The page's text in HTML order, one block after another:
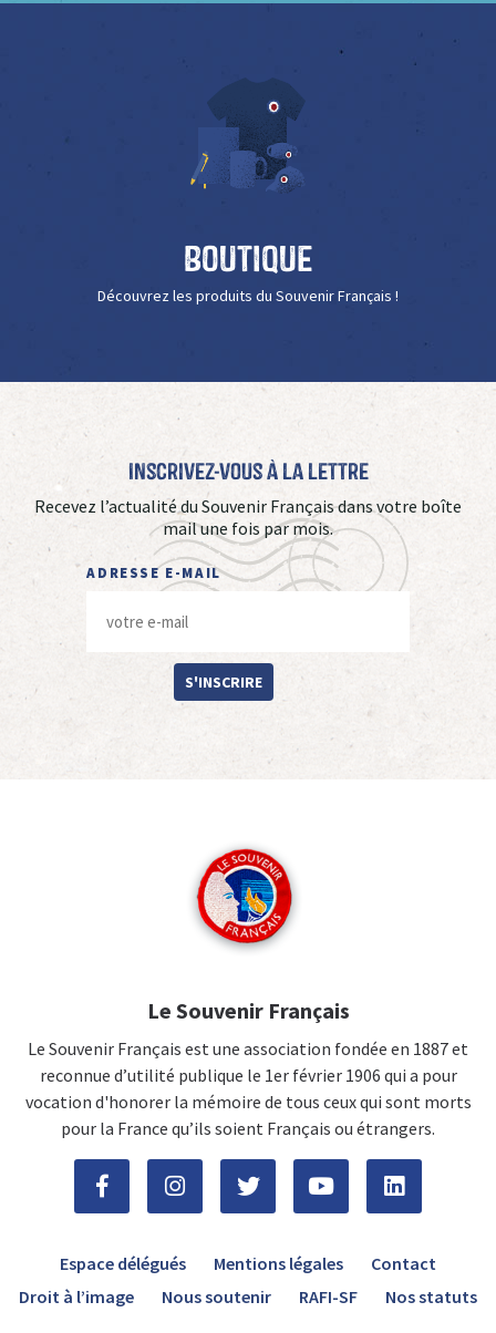
Boutique
Découvrez les produits du Souvenir Français !
Inscrivez-vous à La Lettre
Recevez l’actualité du Souvenir Français dans votre boîte
mail une fois par mois.
ADRESSE E-MAIL
S'INSCRIRE
Le Souvenir Français
Le Souvenir Français est une association fondée en 1887 et
reconnue d’utilité publique le 1er février 1906 qui a pour
vocation d'honorer la mémoire de tous ceux qui sont morts
pour la France qu’ils soient Français ou étrangers.
Espace délégués Mentions légales
Contact
Droit à l’image
Nous soutenir RAFI-SF Nos statuts